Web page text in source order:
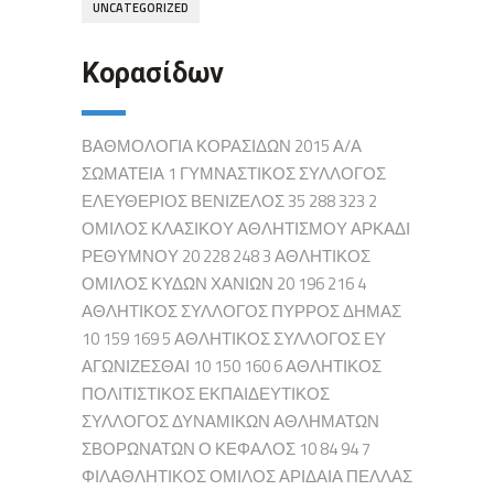
UNCATEGORIZED
Κορασίδων
ΒΑΘΜΟΛΟΓΙΑ ΚΟΡΑΣΙΔΩΝ 2015 Α/Α
ΣΩΜΑΤΕΙΑ 1 ΓΥΜΝΑΣΤΙΚΟΣ ΣΥΛΛΟΓΟΣ
ΕΛΕΥΘΕΡΙΟΣ ΒΕΝΙΖΕΛΟΣ 35 288 323 2
ΟΜΙΛΟΣ ΚΛΑΣΙΚΟΥ ΑΘΛΗΤΙΣΜΟΥ ΑΡΚΑΔΙ
ΡΕΘΥΜΝΟΥ 20 228 248 3 ΑΘΛΗΤΙΚΟΣ
ΟΜΙΛΟΣ ΚΥΔΩΝ ΧΑΝΙΩΝ 20 196 216 4
ΑΘΛΗΤΙΚΟΣ ΣΥΛΛΟΓΟΣ ΠΥΡΡΟΣ ΔΗΜΑΣ
10 159 169 5 ΑΘΛΗΤΙΚΟΣ ΣΥΛΛΟΓΟΣ ΕΥ
ΑΓΩΝΙΖΕΣΘΑΙ 10 150 160 6 ΑΘΛΗΤΙΚΟΣ
ΠΟΛΙΤΙΣΤΙΚΟΣ ΕΚΠΑΙΔΕΥΤΙΚΟΣ
ΣΥΛΛΟΓΟΣ ΔΥΝΑΜΙΚΩΝ ΑΘΛΗΜΑΤΩΝ
ΣΒΟΡΩΝΑΤΩΝ Ο ΚΕΦΑΛΟΣ 10 84 94 7
ΦΙΛΑΘΛΗΤΙΚΟΣ ΟΜΙΛΟΣ ΑΡΙΔΑΙΑ ΠΕΛΛΑΣ